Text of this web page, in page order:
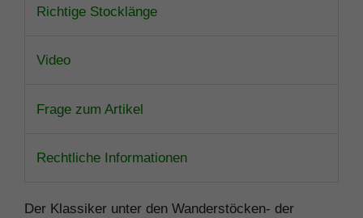
Richtige Stocklänge
Video
Frage zum Artikel
Rechtliche Informationen
Der Klassiker unter den Wanderstöcken- der